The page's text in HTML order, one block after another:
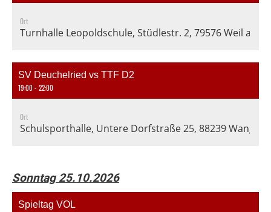
Ort
Turnhalle Leopoldschule, Stüdlestr. 2, 79576 Weil am
SV Deuchelried vs TTF D2
19:00 - 22:00
Ort
Schulsporthalle, Untere Dorfstraße 25, 88239
Sonntag 25.10.2026
Spieltag VOL